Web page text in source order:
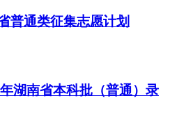
普通类征集志愿计划
湖南省本科批（普通）录